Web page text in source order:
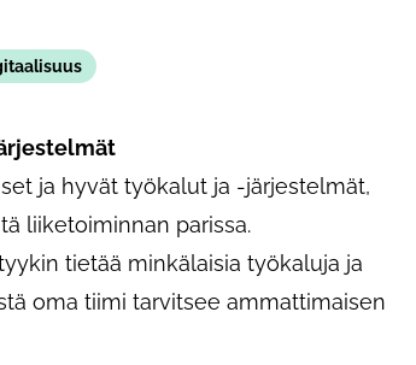
ja hyvät työkalut ja -järjestelmät,
liiketoiminnan parissa.
tietää minkälaisia työkaluja ja
oma tiimi tarvitsee ammattimaisen